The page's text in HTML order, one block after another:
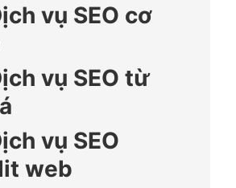
vụ SEO cơ
vụ SEO từ
vụ SEO
web